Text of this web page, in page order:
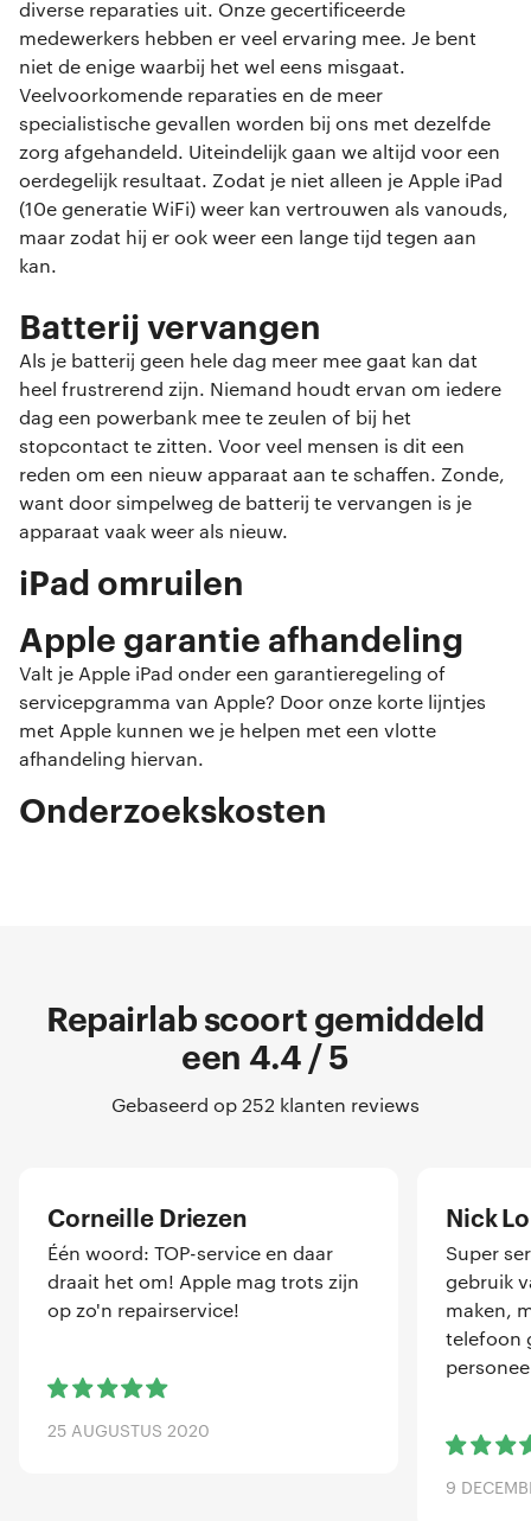
diverse reparaties uit. Onze gecertificeerde
medewerkers hebben er veel ervaring mee. Je bent
niet de enige waarbij het wel eens misgaat.
Veelvoorkomende reparaties en de meer
specialistische gevallen worden bij ons met dezelfde
zorg afgehandeld. Uiteindelijk gaan we altijd voor een
oerdegelijk resultaat. Zodat je niet alleen je Apple iPad
(10e generatie WiFi) weer kan vertrouwen als vanouds,
maar zodat hij er ook weer een lange tijd tegen aan
kan.
Batterij vervangen
Als je batterij geen hele dag meer mee gaat kan dat
heel frustrerend zijn. Niemand houdt ervan om iedere
dag een powerbank mee te zeulen of bij het
stopcontact te zitten. Voor veel mensen is dit een
reden om een nieuw apparaat aan te schaffen. Zonde,
want door simpelweg de batterij te vervangen is je
apparaat vaak weer als nieuw.
iPad omruilen
Apple garantie afhandeling
Valt je Apple iPad onder een garantieregeling of
servicepgramma van Apple? Door onze korte lijntjes
met Apple kunnen we je helpen met een vlotte
afhandeling hiervan.
Onderzoekskosten
Repairlab scoort gemiddeld
een 4.4 / 5
Gebaseerd op 252 klanten reviews
Corneille Driezen
Één woord: TOP-service en daar
draait het om! Apple mag trots zijn
op zo'n repairservice!
25 AUGUSTUS 2020
Nick
Super
gebruik
maken,
telefoon
9